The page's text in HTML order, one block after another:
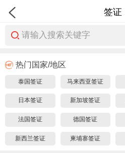
签证
请输入搜索关键字
热门国家/地区
泰国签证 马来西亚签证
日本签证 新加坡签证
法国签证 德国签证
新西兰签证 柬埔寨签证